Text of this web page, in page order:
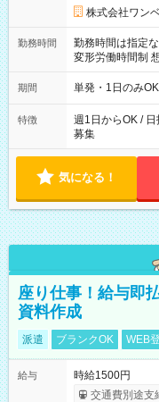
株式会社ワン
勤務時間
勤務時間は指定
変形労働時間制 想定労働
～21：00
期間 単発・1日のみOK
特徴
週1日からOK /
募集
気になる！
座り仕事！給与即
資料作成
派遣 ブランクOK WEB
給与
時給1500円
交通費別途支